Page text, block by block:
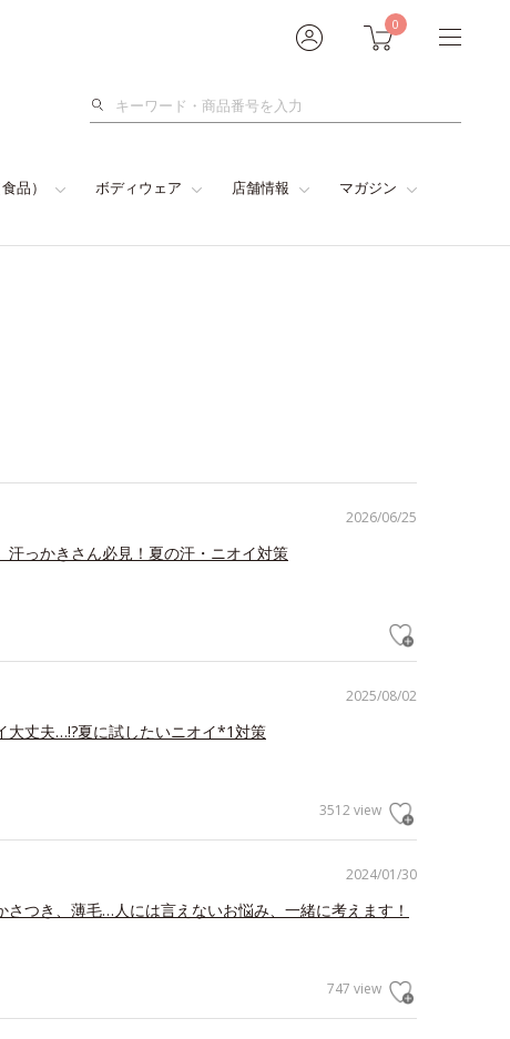
0
検
品） ボディウェア 店舗情報 マガジン
2026/06/25
汗っかきさん必見！夏の汗・ニオイ対策
2025/08/02
大丈夫…!?夏に試したいニオイ*1対策
3512 view
2024/01/30
さつき、薄毛…人には言えないお悩み、一緒に考えます！
747 view